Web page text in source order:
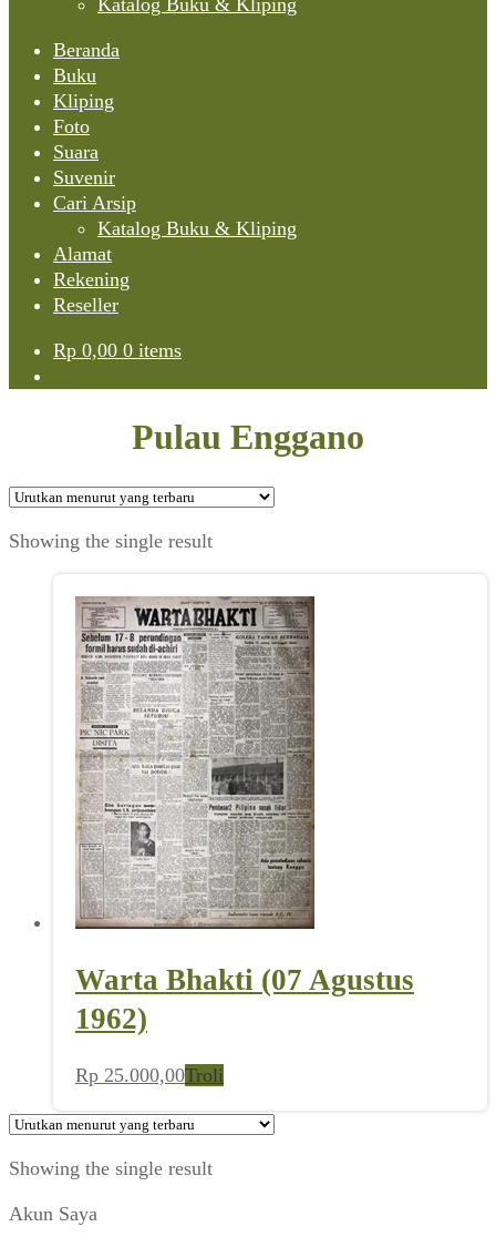
Katalog Buku & Kliping
Beranda
Buku
Kliping
Foto
Suara
Suvenir
Cari Arsip
Katalog Buku & Kliping
Alamat
Rekening
Reseller
Rp 0,00 0 items
Pulau Enggano
Showing the single result
Warta Bhakti (07 Agustus
1962)
Rp 25.000,00Troli
Showing the single result
Akun Saya